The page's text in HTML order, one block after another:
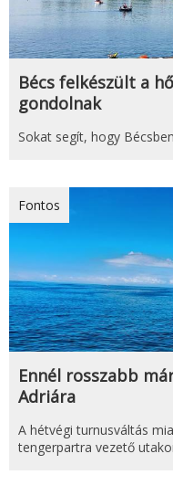
Bécs felkészült a
gondolnak
Sokat segít, hogy
Fontos
Ennél rosszabb
Adriára
A hétvégi turnusváltás
tengerpartra vezető